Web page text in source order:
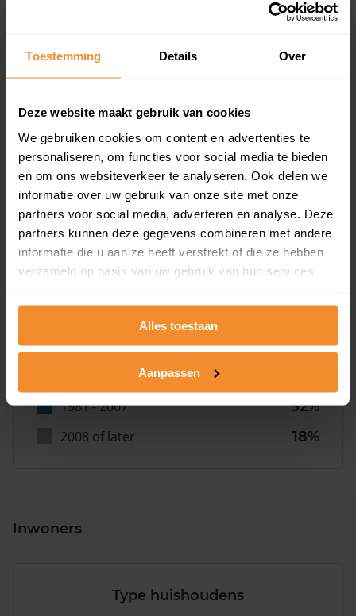
Toestemming Details Over
Deze website maakt gebruik van cookies
We gebruiken cookies om content en advertenties te
personaliseren, om functies voor social media te bieden
en om ons websiteverkeer te analyseren. Ook delen we
informatie over uw gebruik van onze site met onze
partners voor social media, adverteren en analyse. Deze
partners kunnen deze gegevens combineren met andere
informatie die u aan ze heeft verstrekt of die ze hebben
verzameld op basis van uw gebruik van hun services.
Alles toestaan
Aanpassen
aandeel van totale woningen
Bouwjaar
T/m 1945
6%
1981 - 2007
52%
2008 of later
18%
Inwoners
Type huishoudens